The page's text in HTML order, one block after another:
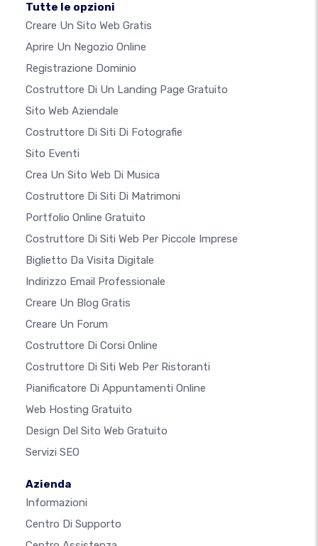
Tutte le opzioni
Creare Un Sito Web Gratis
Aprire Un Negozio Online
Registrazione Dominio
Costruttore Di Un Landing Page Gratuito
Sito Web Aziendale
Costruttore Di Siti Di Fotografie
Sito Eventi
Crea Un Sito Web Di Musica
Costruttore Di Siti Di Matrimoni
Portfolio Online Gratuito
Costruttore Di Siti Web Per Piccole Imprese
Biglietto Da Visita Digitale
Indirizzo Email Professionale
Creare Un Blog Gratis
Creare Un Forum
Costruttore Di Corsi Online
Costruttore Di Siti Web Per Ristoranti
Pianificatore Di Appuntamenti Online
Web Hosting Gratuito
Design Del Sito Web Gratuito
Servizi SEO
Azienda
Informazioni
Centro Di Supporto